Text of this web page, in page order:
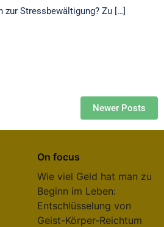
zur Stressbewältigung? Zu […]
Newer Posts
On focus
Wie viel Geld hat man zu
Beginn im Leben:
Entschlüsselung von
Geist-Körper-Reichtum